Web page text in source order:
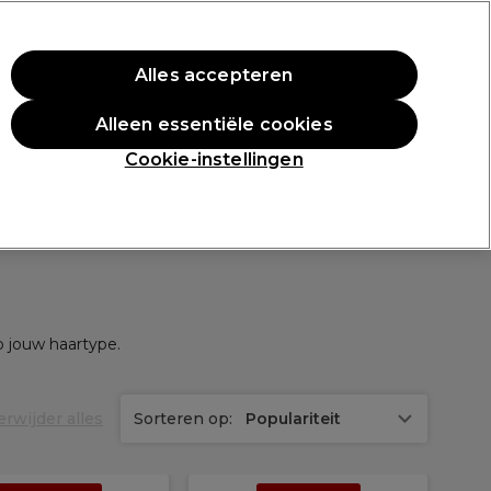
Aanmelden
Professionele Awards
jouw haartype.
Sorteren op: Populariteit
Cookie-instellingen
Alleen essentiële cookies
Alles accepteren